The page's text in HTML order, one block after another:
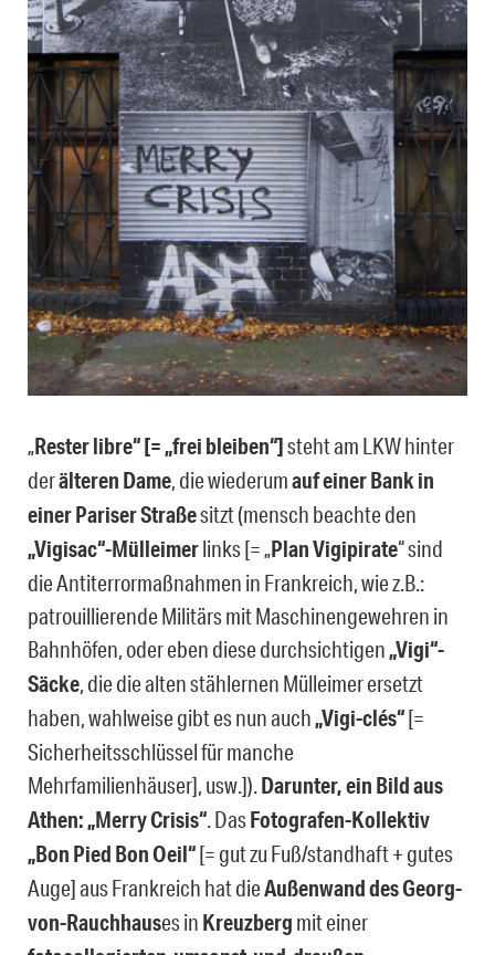
„Rester libre“ [= „frei bleiben“]steht am LKW hinter
derälteren Dame , die wiederumauf einer Bank in
einer Pariser Straßesitzt (mensch beachte den
„Vigisac“-Mülleimerlinks [= „Plan Vigipirate“ sind
die Antiterrormaßnahmen in Frankreich, wie z.B.:
patrouillierende Militärs mit Maschinengewehren in
Bahnhöfen, oder eben diese durchsichtigen„Vigi“-
Säcke , die die alten stählernen Mülleimer ersetzt
haben, wahlweise gibt es nun auch„Vigi-clés“[=
Sicherheitsschlüssel für manche
Mehrfamilienhäuser], usw.]). Darunter, ein Bild aus
Athen:„Merry Crisis“ . DasFotografen-Kollektiv
„Bon Pied Bon Oeil“[= gut zu Fuß/standhaft + gutes
Auge] aus Frankreich hat dieAußenwand des Georg-
von-Rauchhauses in Kreuzberg mit einer